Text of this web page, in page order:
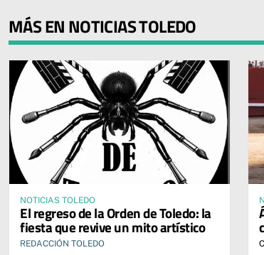
MÁS EN NOTICIAS TOLEDO
NOTICIAS TOLEDO
El regreso de la Orden de Toledo: la
fiesta que revive un mito artístico
REDACCIÓN TOLEDO